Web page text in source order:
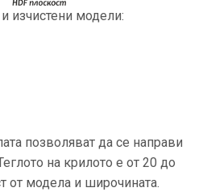
изчистени модели:
позволяват да се направи
на крилото е от 20 до
от модела и широчината.